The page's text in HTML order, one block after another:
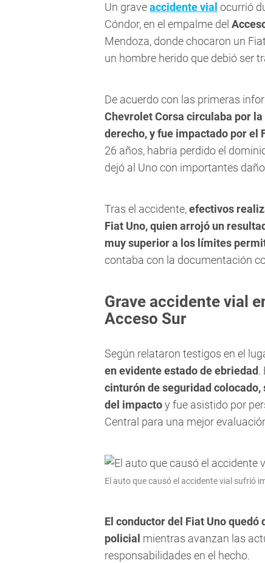
Un graveaccidente vial ocurrió
Cóndor, en el empalme del
Mendoza, donde chocaron un
un hombre herido que debió ser
De acuerdo con las primeras
Chevrolet Corsa circulaba por
derecho, y fue impactado por el
26 años, habría perdido el
dejó al Uno con importantes
Tras el accidente,efectivos
Fiat Uno, quien arrojó un
muy superior a los límites
contaba con la documentación
Grave accidente vial
Acceso Sur
Según relataron testigos en el
en evidente estado de ebriedad.
cinturón de seguridad
del impactoy fue asistido por
Central para una mejor
El auto que causó el accidente vial sufrió
El conductor del Fiat Uno
policial mientras avanzan las
responsabilidades en el hecho.